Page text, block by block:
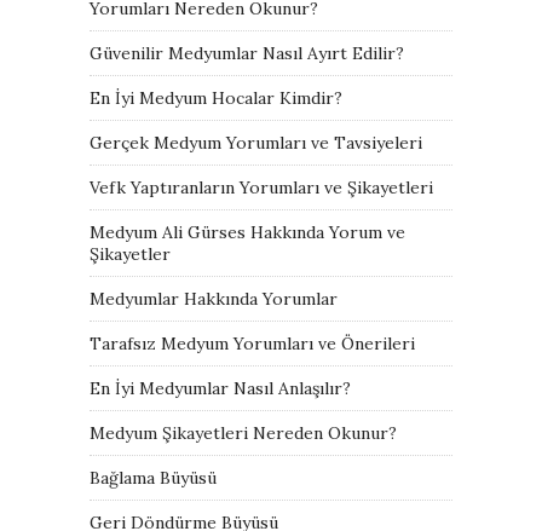
Yorumları Nereden Okunur?
Güvenilir Medyumlar Nasıl Ayırt Edilir?
En İyi Medyum Hocalar Kimdir?
Gerçek Medyum Yorumları ve Tavsiyeleri
Vefk Yaptıranların Yorumları ve Şikayetleri
Medyum Ali Gürses Hakkında Yorum ve
Şikayetler
Medyumlar Hakkında Yorumlar
Tarafsız Medyum Yorumları ve Önerileri
En İyi Medyumlar Nasıl Anlaşılır?
Medyum Şikayetleri Nereden Okunur?
Bağlama Büyüsü
Geri Döndürme Büyüsü